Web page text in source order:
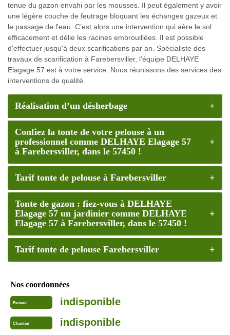
tenue du gazon envahi par les mousses. Il peut également y avoir
une légère couche de feutrage bloquant les échanges gazeux et
le passage de l'eau. C’est alors une intervention qui aère le sol
efficacement et délie les racines embrouillées. Il est possible
d'effectuer jusqu'à deux scarifications par an. Spécialiste des
travaux de scarification à Farebersviller, l’équipe DELHAYE
Elagage 57 est à votre service. Nous réunissons des services des
interventions de qualité.
Réalisation d’un désherbage
Confiez la tonte de votre pelouse à un
professionnel comme DELHAYE Elagage 57
à Farebersviller, dans le 57450 !
Tarif tonte de pelouse à Farebersviller
Tonte de gazon : fiez-vous à DELHAYE
Elagage 57 un jardinier comme DELHAYE
Elagage 57 à Farebersviller, dans le 57450 !
Tarif tonte de pelouse Farebersviller
Nos coordonnées
Bureau indisponible
Chantier indisponible